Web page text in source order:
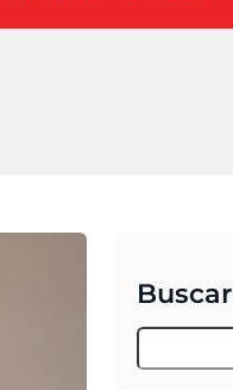
Buscar